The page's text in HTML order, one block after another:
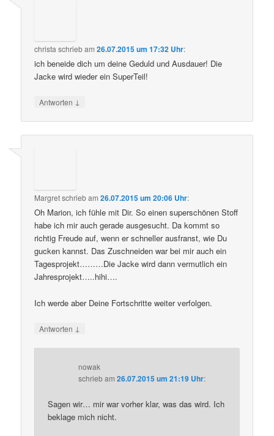
christa schriebam26.07.2015 um 17:32 Uhr:
ich beneide dich um deine Geduld und Ausdauer! Die
Jacke wird wieder ein SuperTeil!
Antworten ↓
Margretschriebam26.07.2015 um 20:06 Uhr:
Oh Marion, ich fühle mit Dir. So einen superschönen Stoff
habe ich mir auch gerade ausgesucht. Da kommt so
richtig Freude auf, wenn er schneller ausfranst, wie Du
gucken kannst. Das Zuschneiden war bei mir auch ein
Tagesprojekt………Die Jacke wird dann vermutlich ein
Jahresprojekt…..hihi….
Ich werde aber Deine Fortschritte weiter verfolgen.
Antworten ↓
nowak
schriebam26.07.2015 um 21:19 Uhr:
Sagen wir… mir war vorher klar, was das wird. Ich
beklage mich nicht.